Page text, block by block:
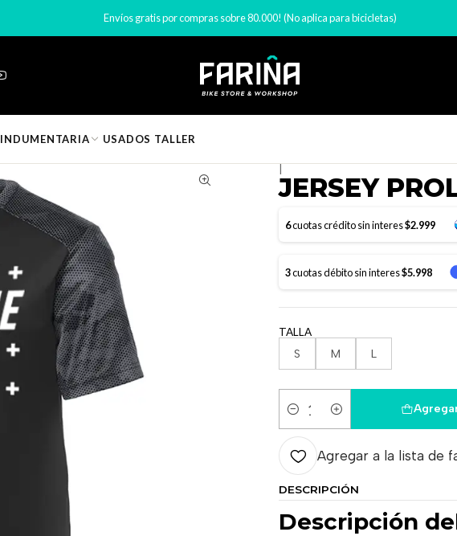
Envíos gratis por compras sobre 80.000! (No aplica para bicicletas)
Indumentaria y ropa ciclismo Jerseys y poleras ciclismo JERSEY PROLINE TACTIC
JERSEY
6cuotas crédito sin interes$2.999
3cuotas débito sin interes$5.998
TALLA
S M L
Cantidad
Agregar a la lista de
DESCRIPCIÓN
Descripción
INDUMENTARIA USADOS TALLER